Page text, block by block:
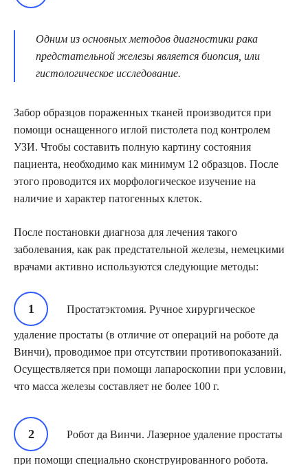
Одним из основных методов диагностики рака
предстательной железы является биопсия, или
гистологическое исследование.
Забор образцов пораженных тканей производится при
помощи оснащенного иглой пистолета под контролем
УЗИ. Чтобы составить полную картину состояния
пациента, необходимо как минимум 12 образцов. После
этого проводится их морфологическое изучение на
наличие и характер патогенных клеток.
После постановки диагноза для лечения такого
заболевания, как рак предстательной железы, немецкими
врачами активно используются следующие методы:
Простатэктомия. Ручное хирургическое
удаление простаты (в отличие от операций на роботе да
Винчи), проводимое при отсутствии противопоказаний.
Осуществляется при помощи лапароскопии при условии,
что масса железы составляет не более 100 г.
Робот да Винчи. Лазерное удаление простаты
при помощи специально сконструированного робота.